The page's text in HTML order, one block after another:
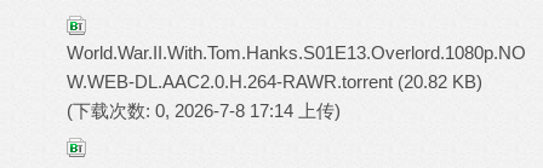
World.War.II.With.Tom.Hanks.S01E13.Overlord.1080p.NO
W.WEB-DL.AAC2.0.H.264-RAWR.torrent (20.82 KB)
(下载次数: 0, 2026-7-8 17:14 上传)